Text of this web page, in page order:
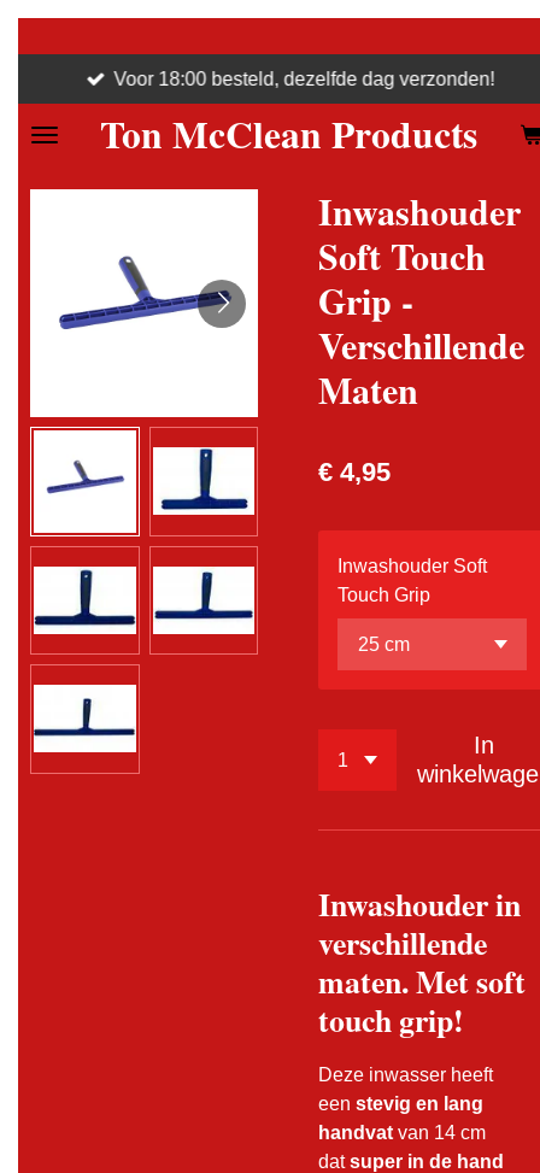
naar
de
Ton McClean Products
Voor 18:00 besteld, dezelfde dag verzonden!
Inwashouder
Soft Touch
Grip -
Verschillende
Maten
€ 4,95
Inwashouder Soft
Touch Grip
In
Inwashouder in
verschillende
maten. Met soft
touch grip!
Deze inwasser heeft
een stevig en lang
handvat van 14 cm
dat super in de hand